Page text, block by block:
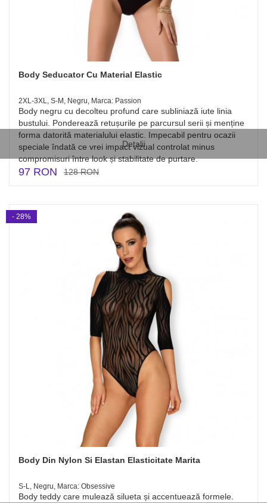
Detalii
Body Seducator Cu Material Elastic
2XL-3XL, S-M, Negru, Marca: Passion
Body negru cu decolteu profund care subliniază iute linia
bustului. Ponderează retușurile pe parcursul serii și menține
forma datorită materialului elastic. Impecabil pentru ocazii
speciale îndată ce vrei impact vizual controlat minus
compromisuri între look și stabilitate de purtare.
97 RON 128 RON
Body Din Nylon Si Elastan Elasticitate Marita
S-L, Negru, Marca: Obsessive
Body teddy care mulează silueta și accentuează formele.
- 28%